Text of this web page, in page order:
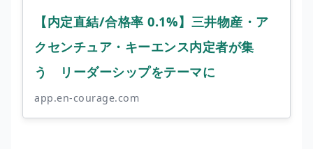
【内定直結/合格率 0.1%】三井物産・ア
クセンチュア・キーエンス内定者が集
う リーダーシップをテーマに
app.en-courage.com